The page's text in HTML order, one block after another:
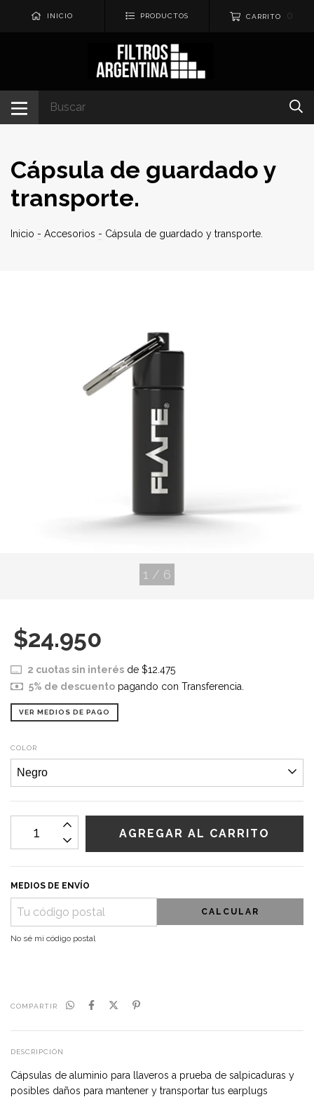
INICIO PRODUCTOS CARRITO 0
Cápsula de guardado y
transporte.
Inicio - Accesorios - Cápsula de guardado y transporte.
1 / 6
$24.950
2 cuotas sin interésde $12.475
5% de descuentopagando con Transferencia.
VER MEDIOS DE PAGO
COLOR
MEDIOS DE ENVÍO
CALCULAR
No sé mi código postal
COMPARTIR
DESCRIPCIÓN
Cápsulas de aluminio para llaveros a prueba de salpicaduras y
posibles daños para mantener y transportar tus earplugs